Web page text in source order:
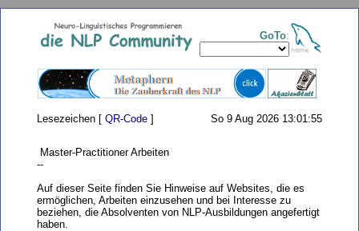
GoTo:
Lesezeichen [ QR-Code ] So 9 Aug 2026 13:01:55
Master-Practitioner Arbeiten
--
Auf dieser Seite finden Sie Hinweise auf Websites, die es
ermöglichen, Arbeiten einzusehen und bei Interesse zu
beziehen, die Absolventen von NLP-Ausbildungen angefertigt
haben.